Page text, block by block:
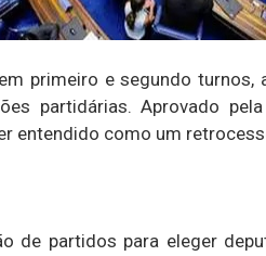
primeiro e segundo
partidárias. Aprovado
entendido como um
de partidos para eleger